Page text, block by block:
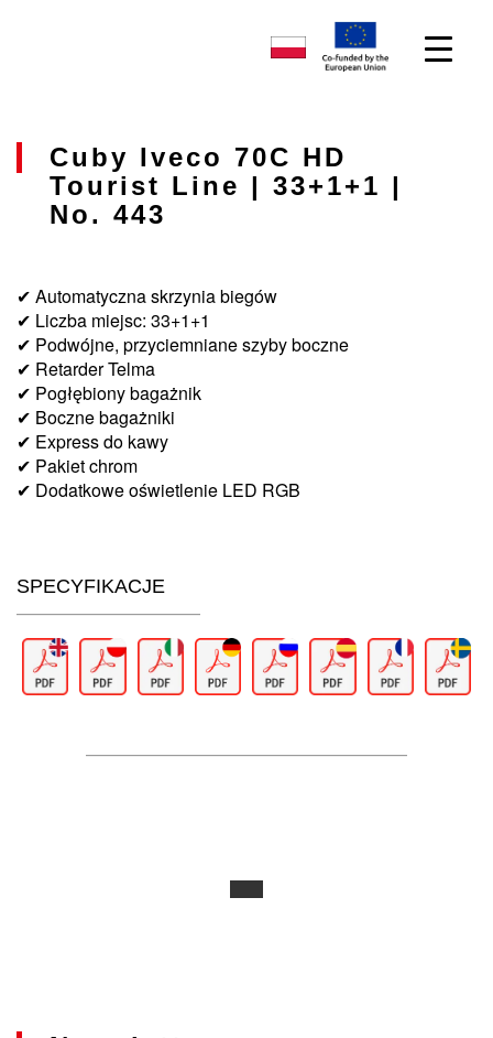
Cuby Iveco 70C HD
Tourist Line | 33+1+1 |
No. 443
✔ Automatyczna skrzynia biegów
✔ Liczba miejsc: 33+1+1
✔ Podwójne, przyciemniane szyby boczne
✔ Retarder Telma
✔ Pogłębiony bagażnik
✔ Boczne bagażniki
✔ Express do kawy
✔ Pakiet chrom
✔ Dodatkowe oświetlenie LED RGB
SPECYFIKACJE